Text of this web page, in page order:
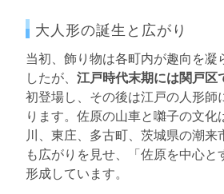
大人形の誕生と広がり
当初、飾り物は各町内が趣向を凝
したが、 江戸時代末期には関戸区
初登場し、その後は江戸の人形師
ります。佐原の山車と囃子の文
川、東庄、多古町、茨城県の潮
も広がりを見せ、「佐原を中心と
形成しています。